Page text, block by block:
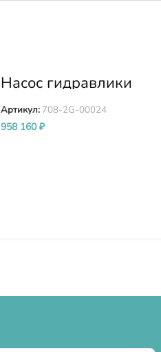
Насос гидравлики
PC300-7 PC350-7
PC360-7 708-2G-00024
Артикул: 708-2G-00024
958 160₽